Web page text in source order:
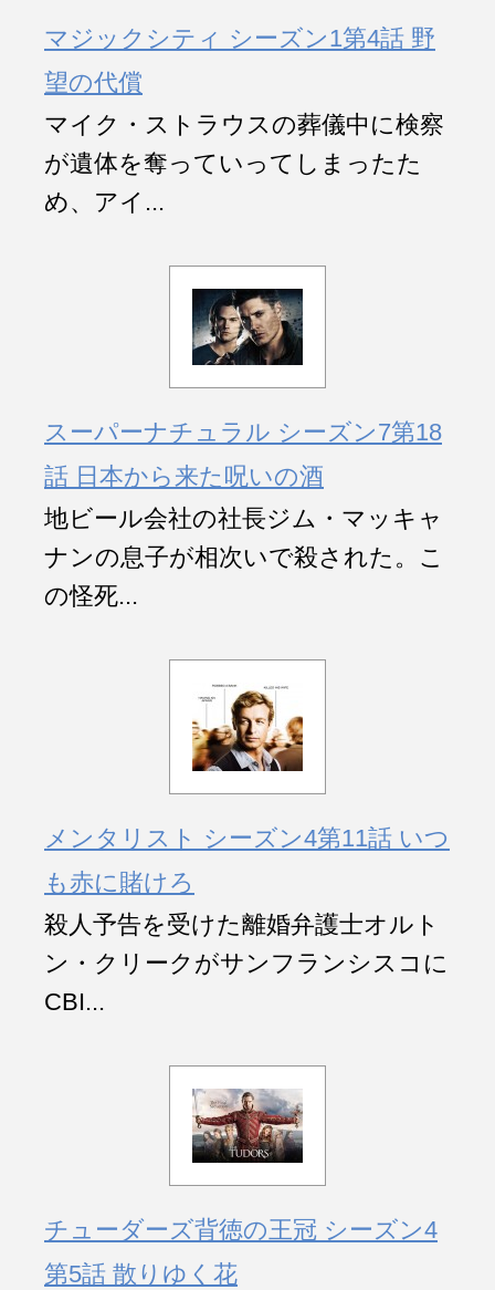
マジックシティ シーズン1第4話 野
望の代償
マイク・ストラウスの葬儀中に検察
が遺体を奪っていってしまったた
め、アイ...
スーパーナチュラル シーズン7第18
話 日本から来た呪いの酒
地ビール会社の社長ジム・マッキャ
ナンの息子が相次いで殺された。こ
の怪死...
メンタリスト シーズン4第11話 いつ
も赤に賭けろ
殺人予告を受けた離婚弁護士オルト
ン・クリークがサンフランシスコに
CBI...
チューダーズ背徳の王冠 シーズン4
第5話 散りゆく花